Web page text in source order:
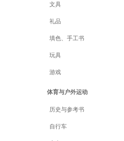
文具
礼品
填色、手工书
玩具
游戏
体育与户外运动
历史与参考书
自行车